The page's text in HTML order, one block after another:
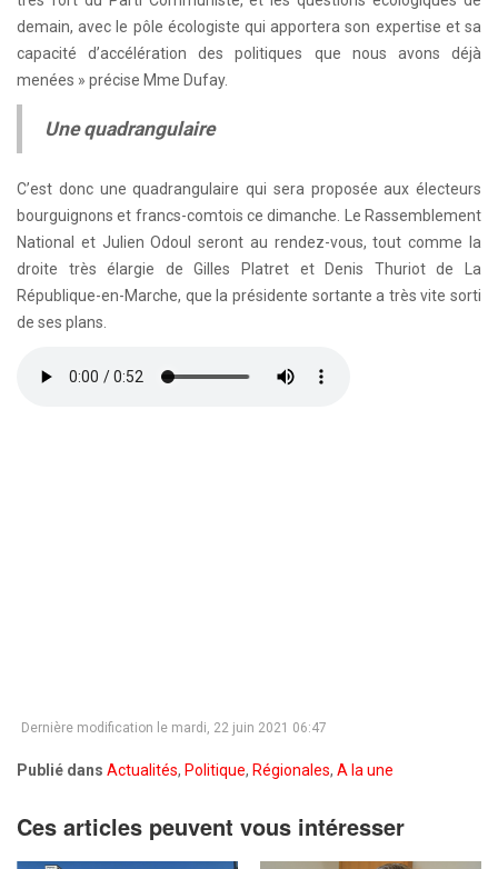
demain, avec le pôle écologiste qui apportera son expertise et sa
capacité d’accélération des politiques que nous avons déjà
menées » précise Mme Dufay.
Une quadrangulaire
C’est donc une quadrangulaire qui sera proposée aux électeurs
bourguignons et francs-comtois ce dimanche. Le Rassemblement
National et Julien Odoul seront au rendez-vous, tout comme la
droite très élargie de Gilles Platret et Denis Thuriot de La
République-en-Marche, que la présidente sortante a très vite sorti
de ses plans.
Dernière modification le mardi, 22 juin 2021 06:47
Publié dans Actualités, Politique, Régionales, A la une
Ces articles peuvent vous intéresser